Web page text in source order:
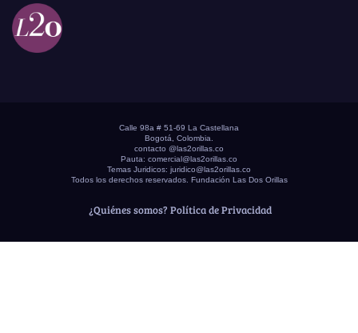
Calle 98a # 51-69 La Castellana
Bogotá, Colombia.
contacto @las2orillas.co
Pauta: comercial@las2orillas.co
Temas Juridicos: juridico@las2orillas.co
Todos los derechos reservados. Fundación Las Dos Orillas
¿Quiénes somos? Política de Privacidad